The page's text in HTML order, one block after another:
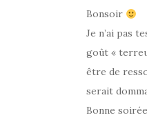
Bonsoir
Je n’ai pas
goût «
être de
serait
Bonne soirée